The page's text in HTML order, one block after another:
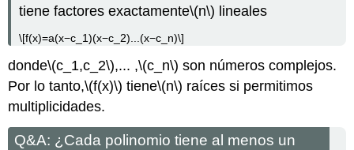
tiene factores exactamente\(n\) lineales
\[f(x)=a(x−c_1)(x−c_2)...(x−c_n)\]
donde\(c_1,c_2\),... ,\(c_n\) son números complejos.
Por lo tanto,\(f(x)\) tiene\(n\) raíces si permitimos
multiplicidades.
Q&A: ¿Cada polinomio tiene al menos un